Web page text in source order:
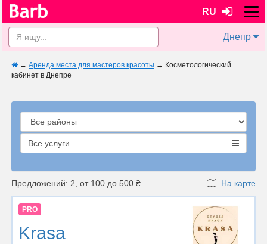
RU
Днепр
→ Аренда места для мастеров красоты → Косметологический
кабинет в Днепре
Все услуги
Предложений: 2, от 100 до 500 ₴ На карте
PRO
Krasa